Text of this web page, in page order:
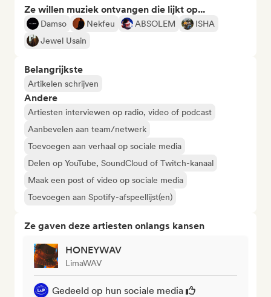
Ze willen muziek ontvangen die lijkt op...
Damso Nekfeu ABSOLEM
ISHA
Jewel Usain
Belangrijkste
Artikelen schrijven
Andere
Artiesten interviewen op radio, video of podcast
Aanbevelen aan team/netwerk
Toevoegen aan verhaal op sociale media
Delen op YouTube, SoundCloud of Twitch-kanaal
Maak een post of video op sociale media
Toevoegen aan Spotify-afspeellijst(en)
Ze gaven deze artiesten onlangs kansen
HONEYWAV
LimaWAV
Gedeeld op hun sociale media